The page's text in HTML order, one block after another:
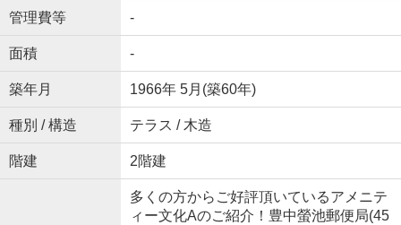
管理費等 -
面積 -
築年月 1966年 5月(築60年)
種別 / 構造 テラス / 木造
階建 2階建
多くの方からご好評頂いているアメニテ
ィー文化Aのご紹介！豊中螢池郵便局(45